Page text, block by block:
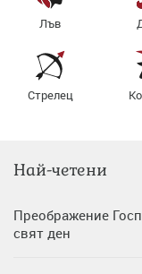
Лъв
Стрелец
Най-четени
Преображение
свят ден